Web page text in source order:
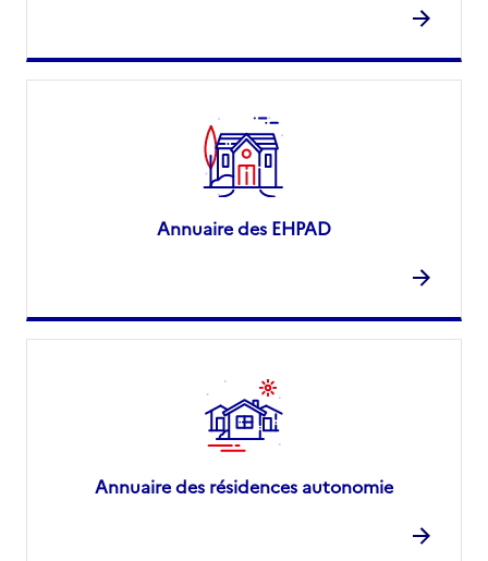
Annuaire des EHPAD
Annuaire des résidences autonomie